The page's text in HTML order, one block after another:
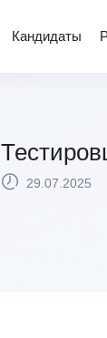
Кандидаты
29.07.2025